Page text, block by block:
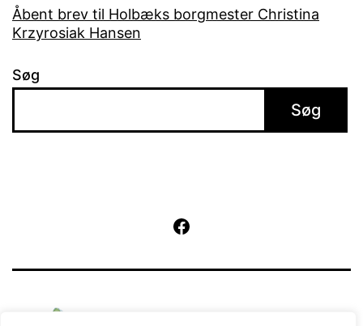
Åbent brev til Holbæks borgmester Christina
Krzyrosiak Hansen
Søg
Søg